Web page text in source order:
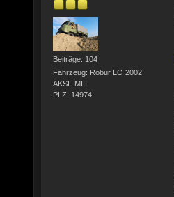
Beiträge: 104
Fahrzeug: Robur LO 2002
AKSF MIII
PLZ: 14974